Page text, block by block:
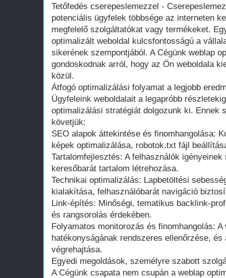
Tetőfedés cserepeslemezzel -
potenciális ügyfelek többsége az interneten
megfelelő szolgáltatókat vagy termékeket.
optimalizált weboldal kulcsfontosságú a
sikerének szempontjából. A Cégünk weblap
gondoskodnak arról, hogy az Ön weboldala
közül.
Átfogó optimalizálási folyamat a legjobb
Ügyfeleink weboldalait a legapróbb
optimalizálási stratégiát dolgozunk ki. Ennek
követjük:
SEO alapok áttekintése és finomhangolása:
képek optimalizálása, robotok.txt fájl
Tartalomfejlesztés: A felhasználók
keresőbarát tartalom létrehozása.
Technikai optimalizálás: Lapbetöltési
kialakítása, felhasználóbarát navigáció
Link-építés: Minőségi, tematikus backlink-
és rangsorolás érdekében.
Folyamatos monitorozás és finomhangolás:
hatékonyságának rendszeres ellenőrzése,
végrehajtása.
Egyedi megoldások, személyre szabott
A Cégünk csapata nem csupán a weblap